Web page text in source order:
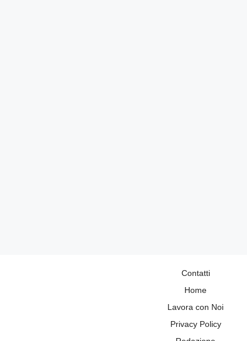
Contatti
Home
Lavora con Noi
Privacy Policy